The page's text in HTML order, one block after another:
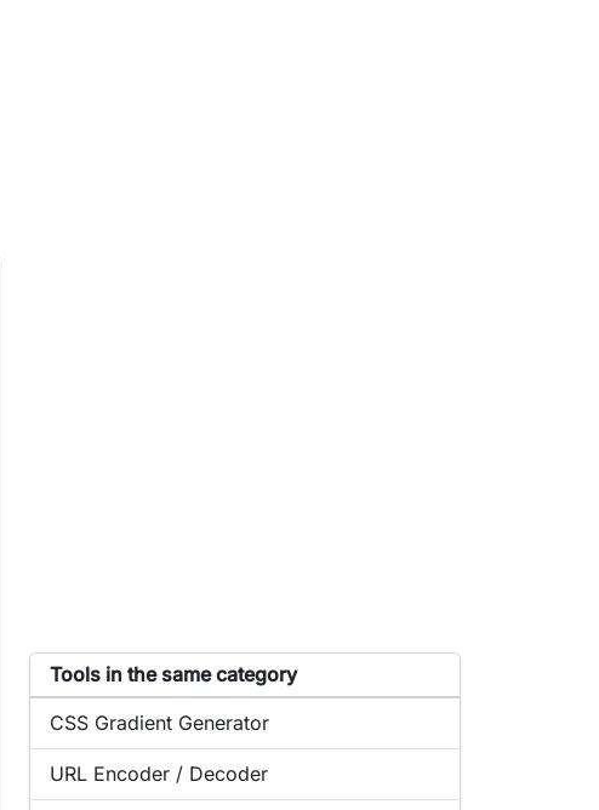
Tools in the same category
List of tools similar to XML to JSON Converter
Online tool:
CSS Gradient Generator
Online tool:
URL Encoder / Decoder